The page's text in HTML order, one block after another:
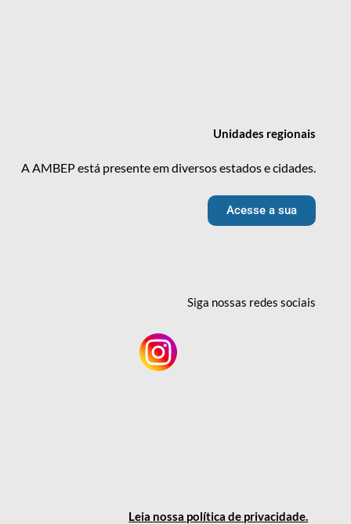
Unidades regionais
A AMBEP está presente em diversos estados e cidades.
Acesse a sua
Siga nossas redessociais
Leia nossa política de privacidade.